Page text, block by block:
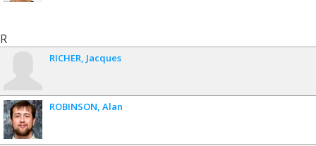
R
RICHER Jacques
ROBINSON Alan